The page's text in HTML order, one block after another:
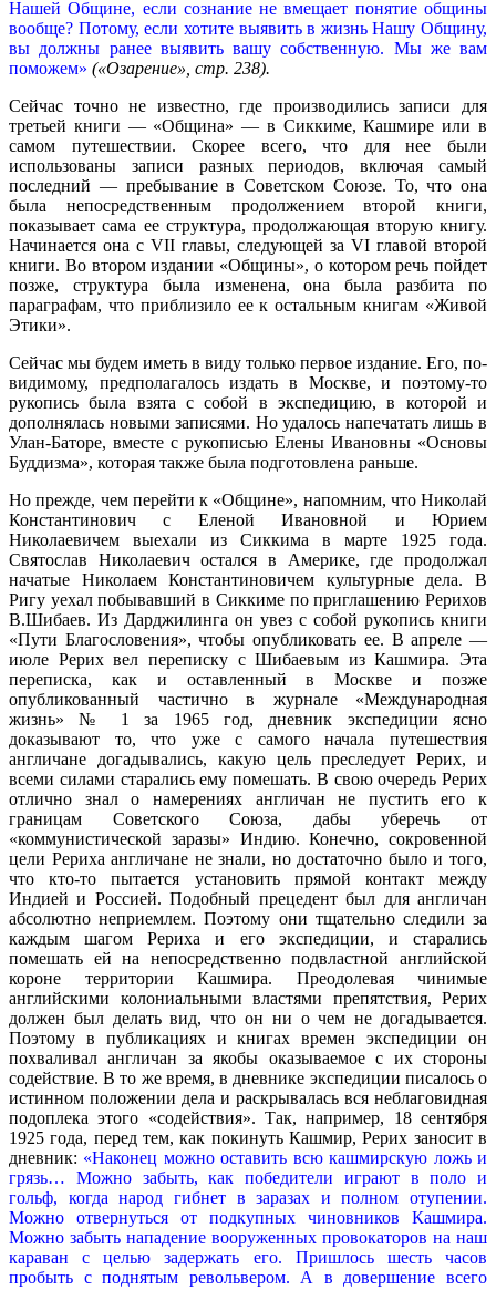
Нашей Общине, если сознание не вмещает понятие общины
вообще? Потому, если хотите выявить в жизнь Нашу Общину,
вы должны ранее выявить вашу собственную. Мы же вам
поможем» («Озарение», стр. 238).
Сейчас точно не известно, где производились записи для
третьей книги — «Община» — в Сиккиме, Кашмире или в
самом путешествии. Скорее всего, что для нее были
использованы записи разных периодов, включая самый
последний — пребывание в Советском Союзе. То, что она
была непосредственным продолжением второй книги,
показывает сама ее структура, продолжающая вторую книгу.
Начинается она с VII главы, следующей за VI главой второй
книги. Во втором издании «Общины», о котором речь пойдет
позже, структура была изменена, она была разбита по
параграфам, что приблизило ее к остальным книгам «Живой
Этики».
Сейчас мы будем иметь в виду только первое издание. Его, по-
видимому, предполагалось издать в Москве, и поэтому-то
рукопись была взята с собой в экспедицию, в которой и
дополнялась новыми записями. Но удалось напечатать лишь в
Улан-Баторе, вместе с рукописью Елены Ивановны «Основы
Буддизма», которая также была подготовлена раньше.
Но прежде, чем перейти к «Общине», напомним, что Николай
Константинович с Еленой Ивановной и Юрием
Николаевичем выехали из Сиккима в марте 1925 года.
Святослав Николаевич остался в Америке, где продолжал
начатые Николаем Константиновичем культурные дела. В
Ригу уехал побывавший в Сиккиме по приглашению Рерихов
В.Шибаев. Из Дарджилинга он увез с собой рукопись книги
«Пути Благословения», чтобы опубликовать ее. В апреле —
июле Рерих вел переписку с Шибаевым из Кашмира. Эта
переписка, как и оставленный в Москве и позже
опубликованный частично в журнале «Международная
жизнь» № 1 за 1965 год, дневник экспедиции ясно
доказывают то, что уже с самого начала путешествия
англичане догадывались, какую цель преследует Рерих, и
всеми силами старались ему помешать. В свою очередь Рерих
отлично знал о намерениях англичан не пустить его к
границам Советского Союза, дабы уберечь от
«коммунистической заразы» Индию. Конечно, сокровенной
цели Рериха англичане не знали, но достаточно было и того,
что кто-то пытается установить прямой контакт между
Индией и Россией. Подобный прецедент был для англичан
абсолютно неприемлем. Поэтому они тщательно следили за
каждым шагом Рериха и его экспедиции, и старались
помешать ей на непосредственно подвластной английской
короне территории Кашмира. Преодолевая чинимые
английскими колониальными властями препятствия, Рерих
должен был делать вид, что он ни о чем не догадывается.
Поэтому в публикациях и книгах времен экспедиции он
похваливал англичан за якобы оказываемое с их стороны
содействие. В то же время, в дневнике экспедиции писалось о
истинном положении дела и раскрывалась вся неблаговидная
подоплека этого «содействия». Так, например, 18 сентября
1925 года, перед тем, как покинуть Кашмир, Рерих заносит в
дневник: «Наконец можно оставить всю кашмирскую ложь и
грязь… Можно забыть, как победители играют в поло и
гольф, когда народ гибнет в заразах и полном отупении.
Можно отвернуться от подкупных чиновников Кашмира.
Можно забыть нападение вооруженных провокаторов на наш
караван с целью задержать его. Пришлось шесть часов
пробыть с поднятым револьвером. А в довершение всего